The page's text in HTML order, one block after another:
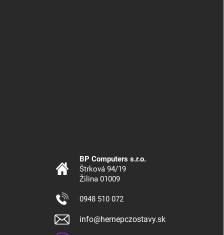
BP Computers s.r.o.
Štrková 94/19
Žilina 01009
0948 510 072
info@hernepczostavy.sk